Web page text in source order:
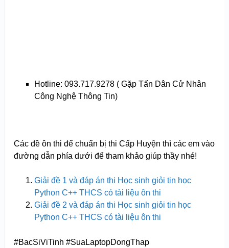
Hotline: 093.717.9278 ( Gặp Tấn Dân Cử Nhân
Công Nghệ Thông Tin)
Các đề ôn thi để chuẩn bị thi Cấp Huyện thì các em vào
đường dẫn phía dưới để tham khảo giúp thầy nhé!
Giải đề 1 và đáp án thi Học sinh giỏi tin học
Python C++ THCS có tài liệu ôn thi
Giải đề 2 và đáp án thi Học sinh giỏi tin học
Python C++ THCS có tài liệu ôn thi
#BacSiViTinh #SuaLaptopDongThap